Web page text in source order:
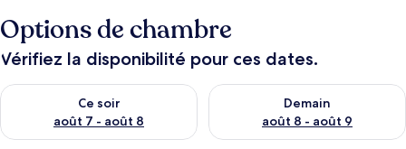
Options de chambre
Vérifiez la disponibilité pour ces dates.
Ce soir
août 7 - août 8
Vérifier la disponibilité pour ce soir août 7 - août 8
Demain
août 8 - août 9
Vérifier la disponibilité pour